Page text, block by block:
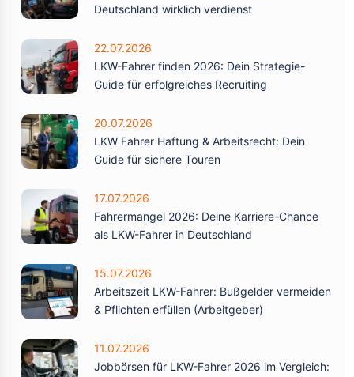
Deutschland wirklich verdienst
22.07.2026
LKW-Fahrer finden 2026: Dein Strategie-
Guide für erfolgreiches Recruiting
20.07.2026
LKW Fahrer Haftung & Arbeitsrecht: Dein
Guide für sichere Touren
17.07.2026
Fahrermangel 2026: Deine Karriere-Chance
als LKW-Fahrer in Deutschland
15.07.2026
Arbeitszeit LKW-Fahrer: Bußgelder vermeiden
& Pflichten erfüllen (Arbeitgeber)
11.07.2026
Jobbörsen für LKW-Fahrer 2026 im Vergleich: